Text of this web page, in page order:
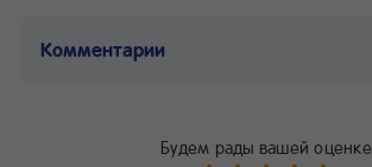
Комментарии
Будем рады вашей оценке